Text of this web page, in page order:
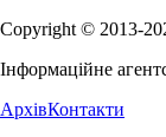
Copyright © 2013-
Інформаційне
АрхівКонтакти